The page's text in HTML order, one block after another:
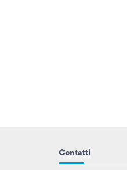
Contatti